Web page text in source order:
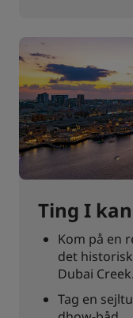
Ting I
Kom på en
det
Dubai Creek.
Tag en